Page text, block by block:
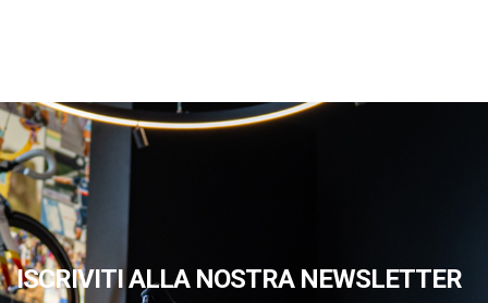
ISCRIVITI ALLA NOSTRA NEWSLETTER